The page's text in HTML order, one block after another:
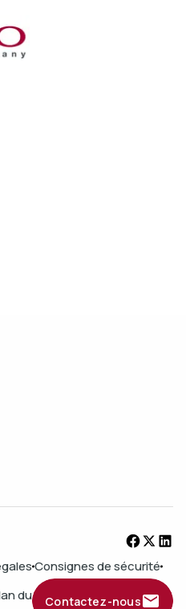
Contactez-nous
Consignes de sécurité
du site